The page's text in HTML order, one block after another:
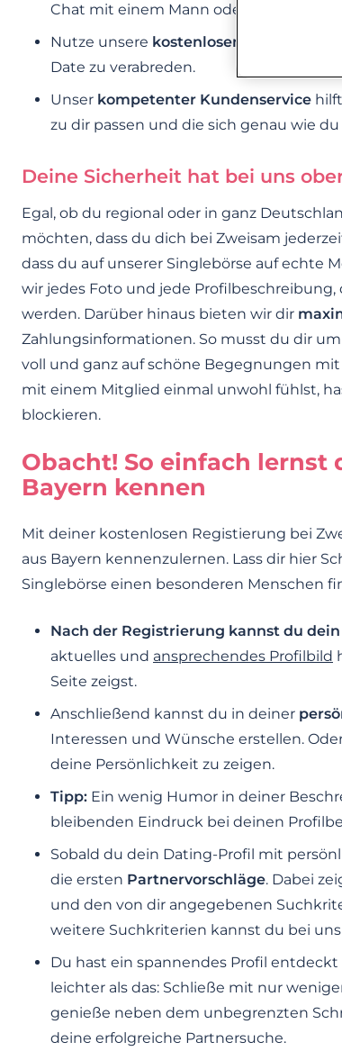
Chat mit einem Mann oder einer Frau,
Nutze unsere kostenlosen Dating-Tipps
Date zu verabreden.
Unser kompetenter Kundenservice
zu dir passen und die sich genau wie
Deine Sicherheit hat bei uns
Egal, ob du regional oder in ganz
möchten, dass du dich bei Zweisam
dass du auf unserer Singlebörse auf echte
wir jedes Foto und jede
werden. Darüber hinaus bieten wir dir
Zahlungsinformationen. So musst du dir
voll und ganz auf schöne Begegnungen
mit einem Mitglied einmal unwohl fühlst,
blockieren.
Obacht! So einfach lernst
Bayern kennen
Mit deiner kostenlosen Registierung bei
aus Bayern kennenzulernen. Lass dir hier
Singlebörse einen besonderen Menschen
Nach der Registrierung kannst du
aktuelles und ansprechendes Profilbild
Seite zeigst.
Anschließend kannst du in deiner
Interessen und Wünsche erstellen.
deine Persönlichkeit zu zeigen.
Tipp: Ein wenig Humor in deiner
bleibenden Eindruck bei deinen
Sobald du dein Dating-Profil mit
die ersten Partnervorschläge. Dabei
und den von dir angegebenen
weitere Suchkriterien kannst du bei
Du hast ein spannendes Profil
leichter als das: Schließe mit nur
genieße neben dem unbegrenzten
deine erfolgreiche Partnersuche.